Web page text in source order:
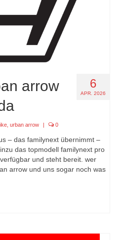
6
APR. 2026
arrow
urban arrow 0
– das familynext übernimmt –
das topmodell familynext pro
und steht bereit. wer
arrow und uns sogar noch was